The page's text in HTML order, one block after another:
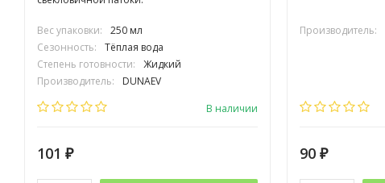
Вес упаковки:
250 мл
Сезонность:
Тёплая вода
Степень готовности:
Жидкий
Производитель:
DUNAEV
В наличии
101 ₽
Производитель:
90 ₽